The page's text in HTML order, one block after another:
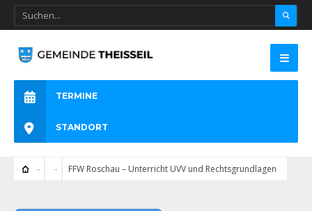
TERMINE
STANDORT
FFW Roschau – Unterricht UVV und Rechtsgrundlagen